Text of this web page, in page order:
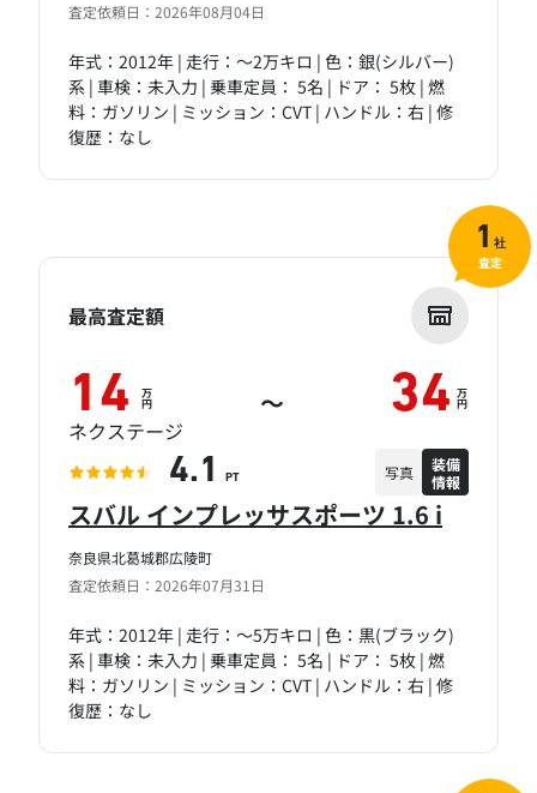
査定依頼日：2026年08月04日
年式：2012年 | 走行：～2万キロ | 色：銀(シルバー)
系 | 車検：未入力 | 乗車定員： 5名 | ドア： 5枚 | 燃
料：ガソリン | ミッション：CVT | ハンドル：右 | 修
復歴：なし
奈良県北葛城郡広陵町
査定依頼日：2026年07月31日
スバル インプレッサスポーツ 1.6 i
年式：2012年 | 走行：～5万キロ | 色：黒(ブラック)
系 | 車検：未入力 | 乗車定員： 5名 | ドア： 5枚 | 燃
料：ガソリン | ミッション：CVT | ハンドル：右 | 修
復歴：なし
最高査定額
14 万
円 ～ 34 万
円
ネクステージ
4.1 PT 写真
装備
情報
1 社
査定